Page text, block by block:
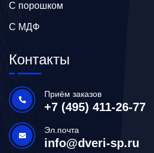
С порошком
С МДФ
Контакты
Приём заказов
+7 (495) 411-26-77
Эл.почта
info@dveri-sp.ru